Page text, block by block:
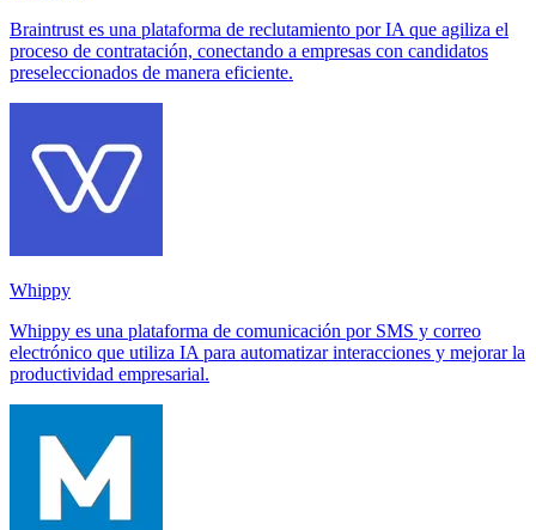
Braintrust es una plataforma de reclutamiento por IA que agiliza el
proceso de contratación, conectando a empresas con candidatos
preseleccionados de manera eficiente.
Whippy
Whippy es una plataforma de comunicación por SMS y correo
electrónico que utiliza IA para automatizar interacciones y mejorar la
productividad empresarial.